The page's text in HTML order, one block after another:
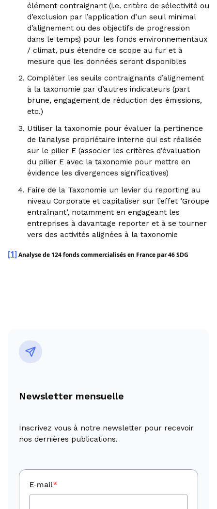
élément contraignant (i.e. critère de sélectivité ou
d’exclusion par l’application d’un seuil minimal
d’alignement ou des objectifs de progression
dans le temps) pour les fonds environnementaux
/ climat, puis étendre ce scope au fur et à
mesure que les données seront disponibles
Compléter les seuils contraignants d’alignement
à la taxonomie par d’autres indicateurs (part
brune, engagement de réduction des émissions,
etc.)
Utiliser la taxonomie pour évaluer la pertinence
de l’analyse propriétaire interne qui est réalisée
sur le pilier E (associer les critères d’évaluation
du pilier E avec la taxonomie pour mettre en
évidence les divergences significatives)
Faire de la Taxonomie un levier du reporting au
niveau Corporate et capitaliser sur l’effet ‘Groupe
entraînant’, notamment en engageant les
entreprises à davantage reporter et à se tourner
vers des activités alignées à la taxonomie
[1]Analyse de 124 fonds commercialisés en France par 46 SDG
Newsletter mensuelle
Inscrivez vous à notre newsletter pour recevoir
nos dernières publications.
E-mail*